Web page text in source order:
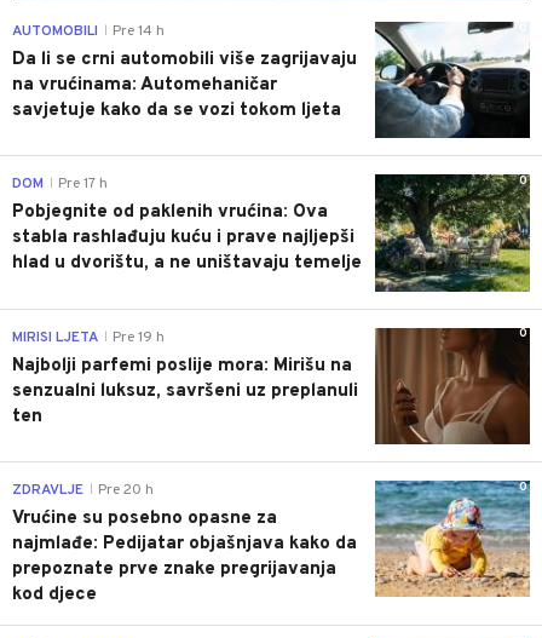
0
AUTOMOBILI Pre 14 h
Da li se crni automobili više zagrijavaju
na vrućinama: Automehaničar
savjetuje kako da se vozi tokom ljeta
0
DOM Pre 17 h
Pobjegnite od paklenih vrućina: Ova
stabla rashlađuju kuću i prave najljepši
hlad u dvorištu, a ne uništavaju temelje
0
MIRISI LJETA Pre 19 h
Najbolji parfemi poslije mora: Mirišu na
senzualni luksuz, savršeni uz preplanuli
ten
0
ZDRAVLJE Pre 20 h
Vrućine su posebno opasne za
najmlađe: Pedijatar objašnjava kako da
prepoznate prve znake pregrijavanja
kod djece